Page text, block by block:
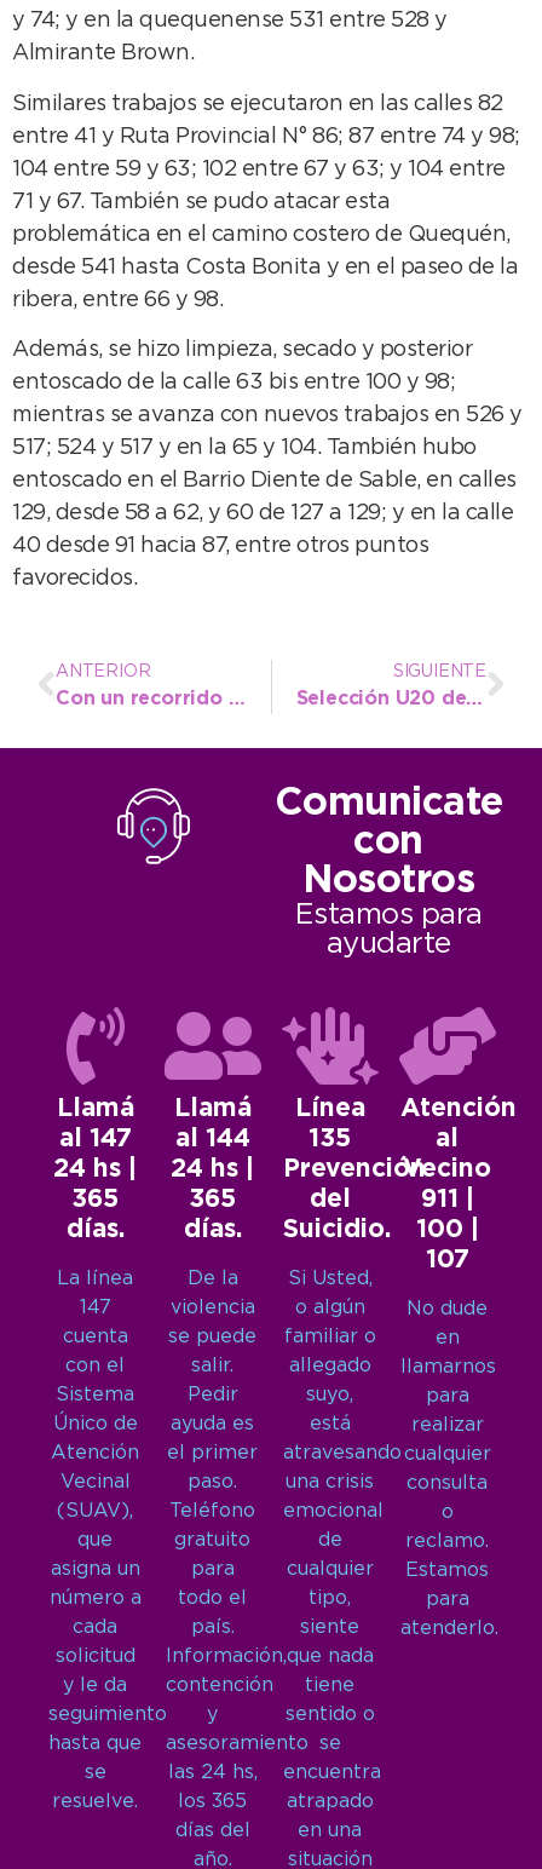
y 74; y en la quequenense 531 entre 528 y
Almirante Brown.
Similares trabajos se ejecutaron en las calles 82
entre 41 y Ruta Provincial N° 86; 87 entre 74 y 98;
104 entre 59 y 63; 102 entre 67 y 63; y 104 entre
71 y 67. También se pudo atacar esta
problemática en el camino costero de Quequén,
desde 541 hasta Costa Bonita y en el paseo de la
ribera, entre 66 y 98.
Además, se hizo limpieza, secado y posterior
entoscado de la calle 63 bis entre 100 y 98;
mientras se avanza con nuevos trabajos en 526 y
517; 524 y 517 y en la 65 y 104. También hubo
entoscado en el Barrio Diente de Sable, en calles
129, desde 58 a 62, y 60 de 127 a 129; y en la calle
40 desde 91 hacia 87, entre otros puntos
favorecidos.
ANTERIOR
Con un recorrido guiado finalizó la capacitación en Turismo para alumnos secundarios
SIGUIENTE
Selección U20 de la Escuela Municipal confirmada para el Provincial de atletismo
Comunicate
con
Nosotros
Estamos para
ayudarte
Llamá
al 147
24 hs |
365
días.
La línea
147
cuenta
con el
Sistema
Único de
Atención
Vecinal
(SUAV),
que
asigna un
número a
cada
solicitud
y le da
seguimiento
hasta que
se
resuelve.
Llamá
al 144
24 hs |
365
días.
De la
violencia
se puede
salir.
Pedir
ayuda es
el primer
paso.
Teléfono
gratuito
para
todo el
país.
Información,
contención
y
asesoramiento
las 24 hs,
los 365
días del
año.
Línea
135
Prevención
del
Suicidio.
Si Usted,
o algún
familiar o
allegado
suyo,
está
atravesando
una crisis
emocional
de
cualquier
tipo,
siente
que nada
tiene
sentido o
se
encuentra
atrapado
en una
situación
Atención
al
Vecino
911 |
100 |
107
No dude
en
llamarnos
para
realizar
cualquier
consulta
o
reclamo.
Estamos
para
atenderlo.